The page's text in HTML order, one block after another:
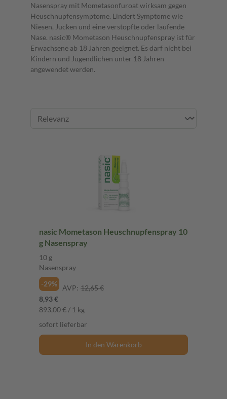
Nasenspray mit Mometasonfuroat wirksam gegen
Heuschnupfensymptome. Lindert Symptome wie
Niesen, Jucken und eine verstopfte oder laufende
Nase. nasic® Mometason Heuschnupfenspray ist für
Erwachsene ab 18 Jahren geeignet. Es darf nicht bei
Kindern und Jugendlichen unter 18 Jahren
angewendet werden.
nasic Mometason Heuschnupfenspray 10
g Nasenspray
10 g
Nasenspray
-29% AVP: 12,65 €
8,93 €
893,00 € / 1 kg
sofort lieferbar
In den Warenkorb